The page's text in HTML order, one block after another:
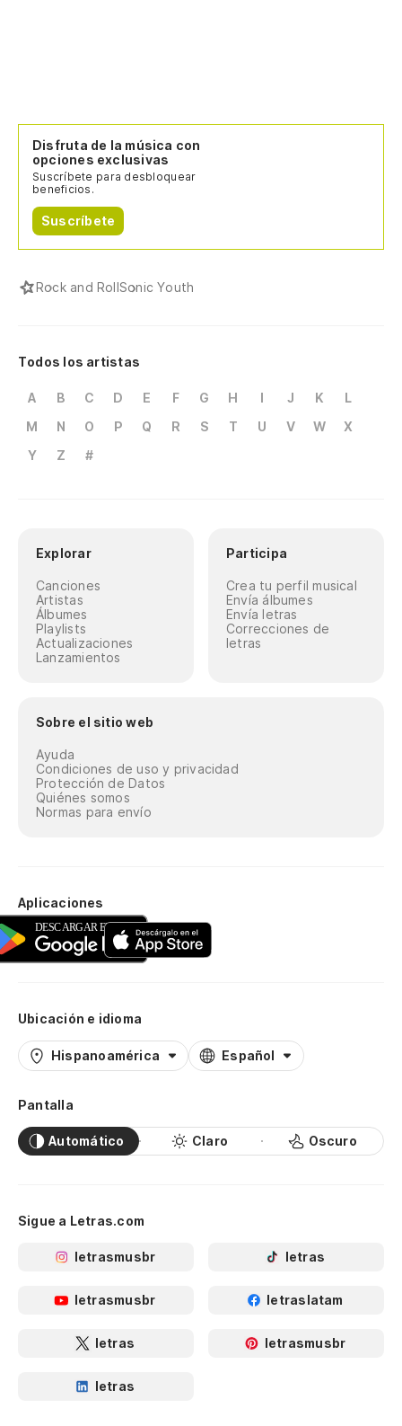
Disfruta de la música con
opciones exclusivas
Suscríbete para desbloquear
beneficios.
Suscríbete
Rock and RollSonic Youth
Todos los artistas
A B C D E F G H I J K
L
M
N O P Q R S T U V W
X
Y
Z #
Explorar
Canciones
Artistas
Álbumes
Playlists
Actualizaciones
Lanzamientos
Participa
Crea tu perfil musical
Envía álbumes
Envía letras
Correcciones de
letras
Sobre el sitio web
Ayuda
Condiciones de uso y privacidad
Protección de Datos
Quiénes somos
Normas para envío
Aplicaciones
Ubicación e idioma
Hispanoamérica Español
Pantalla
Automático Claro Oscuro
Sigue a Letras.com
letrasmusbr letras
letrasmusbr letraslatam
letras letrasmusbr
letras